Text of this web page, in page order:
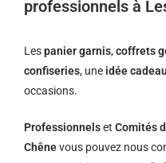
professionnels à
Lespanier garnis,coffrets
confiseries, une idée cadeau
occasions.
Professionnelset Comités
Chênevous pouvez nous